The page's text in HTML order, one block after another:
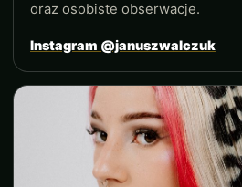
oraz osobiste obserwacje.
Instagram @januszwalczuk